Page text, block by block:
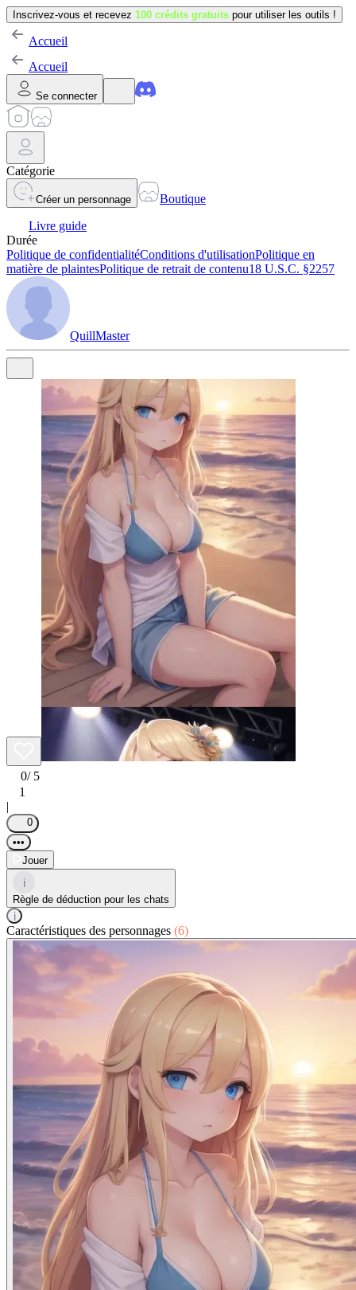
Inscrivez-vous et recevez 100 crédits gratuits pour utiliser les outils !
Accueil
Accueil
Se connecter
Catégorie
Créer un personnage
Boutique
Livre guide
Durée
Politique de confidentialitéConditions d'utilisationPolitique en
matière de plaintesPolitique de retrait de contenu18 U.S.C. §2257
QuillMaster
0/ 5
1
|
0
•••
Jouer
i
Règle de déduction pour les chats
i
Caractéristiques des personnages (6)